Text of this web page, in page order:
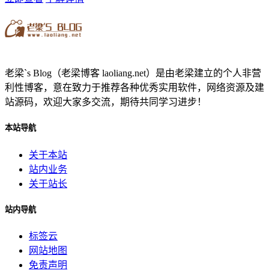
老梁`s Blog（老梁博客 laoliang.net）是由老梁建立的个人非营
利性博客，意在致力于推荐各种优秀实用软件，网络资源及建
站源码，欢迎大家多交流，期待共同学习进步！
本站导航
关于本站
站内业务
关于站长
站内导航
标签云
网站地图
免责声明